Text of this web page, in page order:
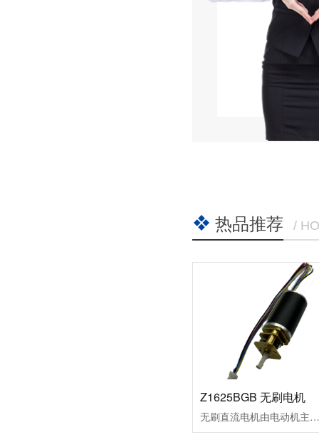
热品推荐 /
Z1625BGB 无刷电机
无刷直流电机由电动机主体和驱动器组成，是一种典型的机电一体化产品。由于无刷直流电动机是以自控式运行的，所以不会像变频调速下重载启动的同步电机那样在转子上另加启动绕组，也不会在负载突变时产生振荡和失步。无刷直流电动机是采用半导体开关器件来实现电子换向的，即用电子开关器件代替传统的接触式换向器和电刷。它具有可靠性高、无换向火花、机械噪声低等优点，广泛应用于高档录音座、录像机、电子仪器及自动化办公设备中。